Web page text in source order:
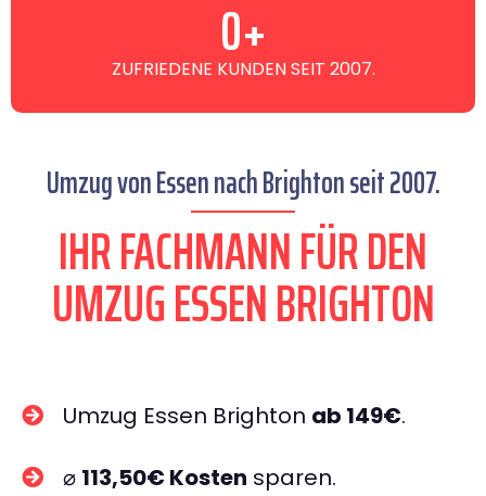
ZUFRIEDENE KUNDEN SEIT 2007.
0+
Umzug von Essen nach Brighton seit 2007.
IHR FACHMANN FÜR DEN
UMZUG ESSEN BRIGHTON
Umzug Essen Brighton ab 149€.
⌀ 113,50€ Kosten sparen.